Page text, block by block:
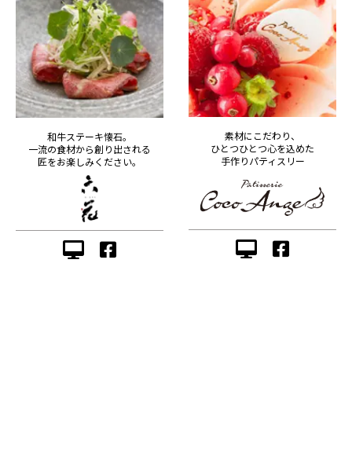
和牛ステーキ懐石。
一流の食材から創り出される
匠をお楽しみください。
素材にこだわり、
ひとつひとつ心を込めた
手作りパティスリー